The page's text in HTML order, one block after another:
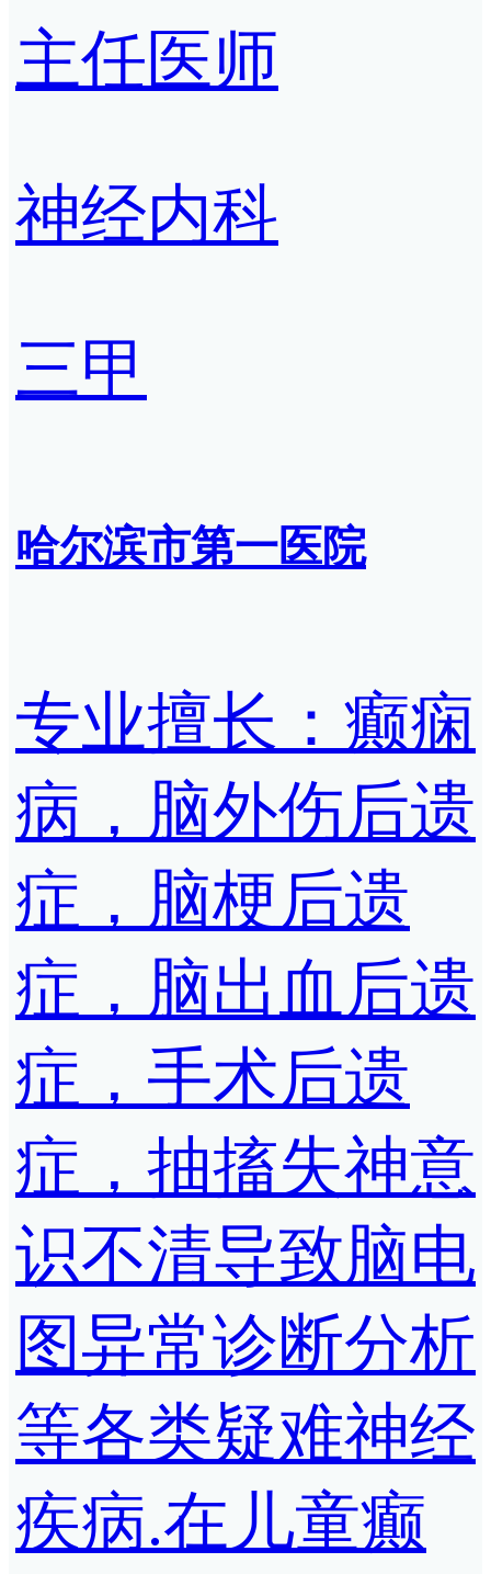
主任医师
神经内科
三甲
哈尔滨市第一医院
专业擅长：癫痫
病，脑外伤后遗
症，脑梗后遗
症，脑出血后遗
症，手术后遗
症，抽搐失神意
识不清导致脑电
图异常诊断分析
等各类疑难神经
疾病.在儿童癫